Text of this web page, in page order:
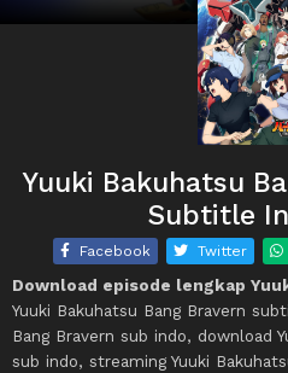
Yuuki Bakuhatsu
Subtitle
Facebook Twitter
Download episode lengkap
Yuuki Bakuhatsu Bang Bravern
Bang Bravern sub indo, download
sub indo, streaming Yuuki